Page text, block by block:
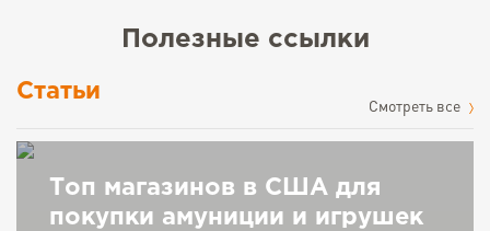
Полезные ссылки
Статьи
Cмотреть все
Топ магазинов в США для
покупки амуниции и игрушек